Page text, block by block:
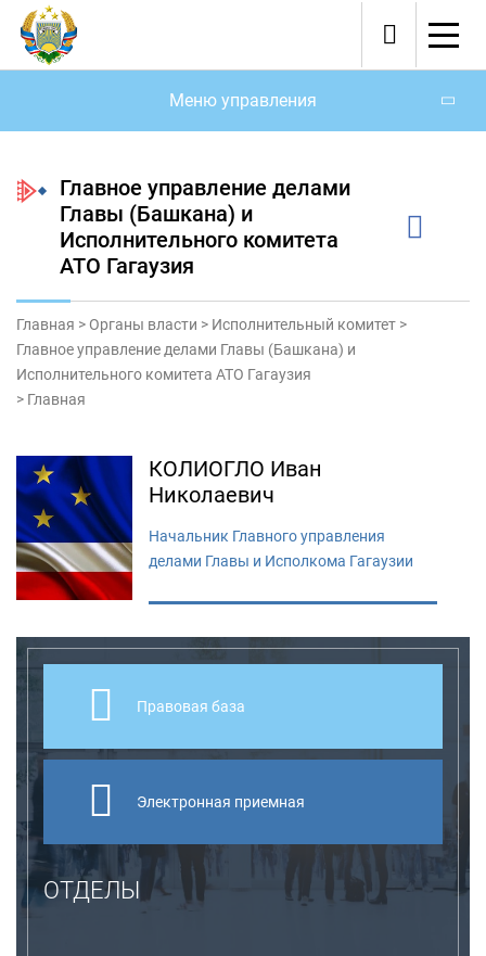
Меню управления
Главное управление делами
Главы (Башкана) и
Исполнительного комитета
АТО Гагаузия
Главная > Органы власти > Исполнительный комитет >
Главное управление делами Главы (Башкана) и
Исполнительного комитета АТО Гагаузия
> Главная
КОЛИОГЛО Иван
Николаевич
Начальник Главного управления
делами Главы и Исполкома Гагаузии
Правовая база
Электронная приемная
ОТДЕЛЫ